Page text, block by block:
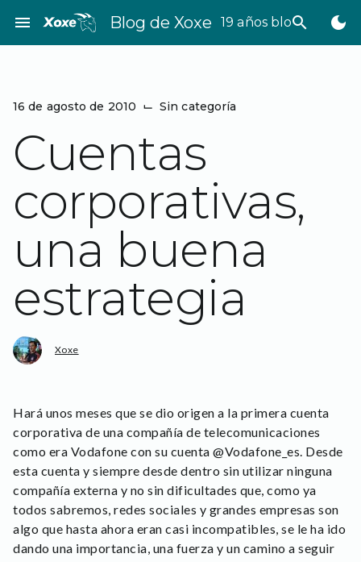
contenido
menu Blog de Xoxe 19 años bloggeando
search dark_mode
16 de agosto de 2010 ⌙ Sin categoría
Cuentas
corporativas,
una buena
estrategia
Xoxe
Hará unos meses que se dio origen a la primera cuenta
corporativa de una compañía de telecomunicaciones
como era Vodafone con su cuenta @Vodafone_es. Desde
esta cuenta y siempre desde dentro sin utilizar ninguna
compañía externa y no sin dificultades que, como ya
todos sabremos, redes sociales y grandes empresas son
algo que hasta ahora eran casi incompatibles, se le ha ido
dando una importancia, una fuerza y un camino a seguir